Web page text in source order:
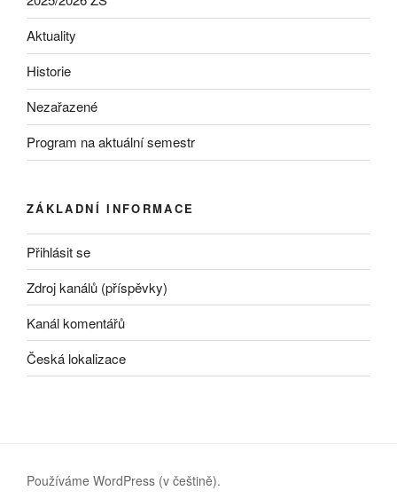
Aktuality
Historie
Nezařazené
Program na aktuální semestr
ZÁKLADNÍ INFORMACE
Přihlásit se
Zdroj kanálů (příspěvky)
Kanál komentářů
Česká lokalizace
Používáme WordPress (v češtině).